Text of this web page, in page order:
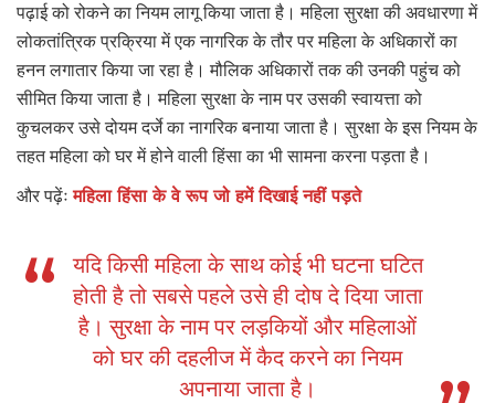
पढ़ाई को रोकने का नियम लागू किया जाता है। महिला सुरक्षा की अवधारणा में
लोकतांत्रिक प्रक्रिया में एक नागरिक के तौर पर महिला के अधिकारों का
हनन लगातार किया जा रहा है। मौलिक अधिकारों तक की उनकी पहुंच को
सीमित किया जाता है। महिला सुरक्षा के नाम पर उसकी स्वायत्ता को
कुचलकर उसे दोयम दर्जे का नागरिक बनाया जाता है। सुरक्षा के इस नियम के
तहत महिला को घर में होने वाली हिंसा का भी सामना करना पड़ता है।
और पढ़ेंःमहिला हिंसा के वे रूप जो हमें दिखाई नहीं पड़ते
यदि किसी महिला के साथ कोई भी घटना घटित
होती है तो सबसे पहले उसे ही दोष दे दिया जाता
है। सुरक्षा के नाम पर लड़कियों और महिलाओं
को घर की दहलीज में कैद करने का नियम
अपनाया जाता है।